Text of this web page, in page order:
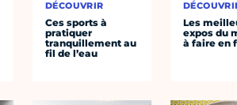
DÉCOUVRIR
Ces sports à
pratiquer
tranquillement au
fil de l’eau
Les
expos du
à faire en